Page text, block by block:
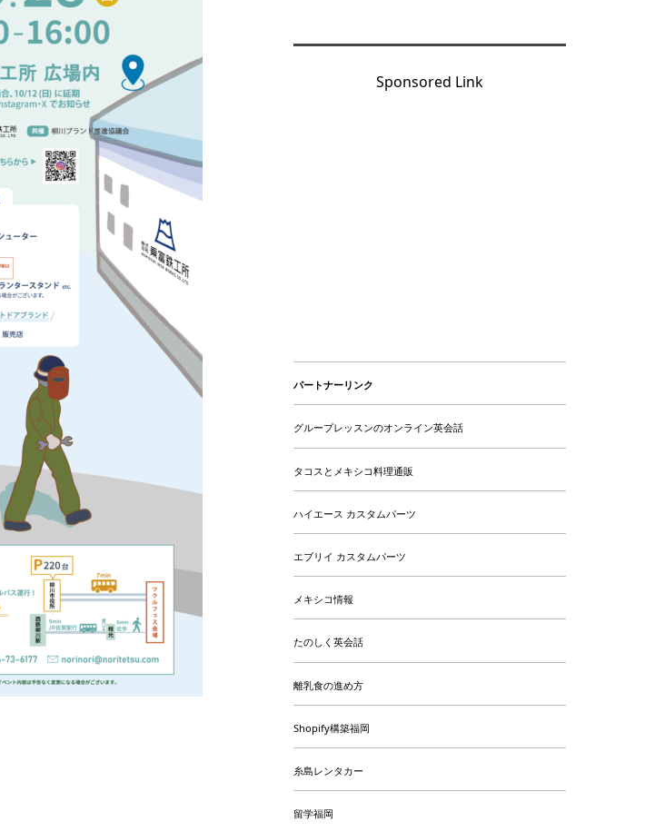
Sponsored Link
パートナーリンク
グループレッスンのオンライン英会話
タコスとメキシコ料理通販
ハイエース カスタムパーツ
エブリイ カスタムパーツ
メキシコ情報
たのしく英会話
離乳食の進め方
Shopify構築福岡
糸島レンタカー
留学福岡